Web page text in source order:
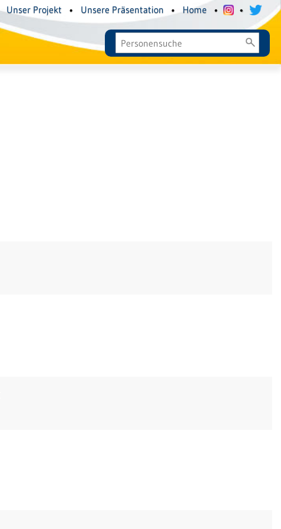
Unser Projekt • Unsere Präsentation • Home • •